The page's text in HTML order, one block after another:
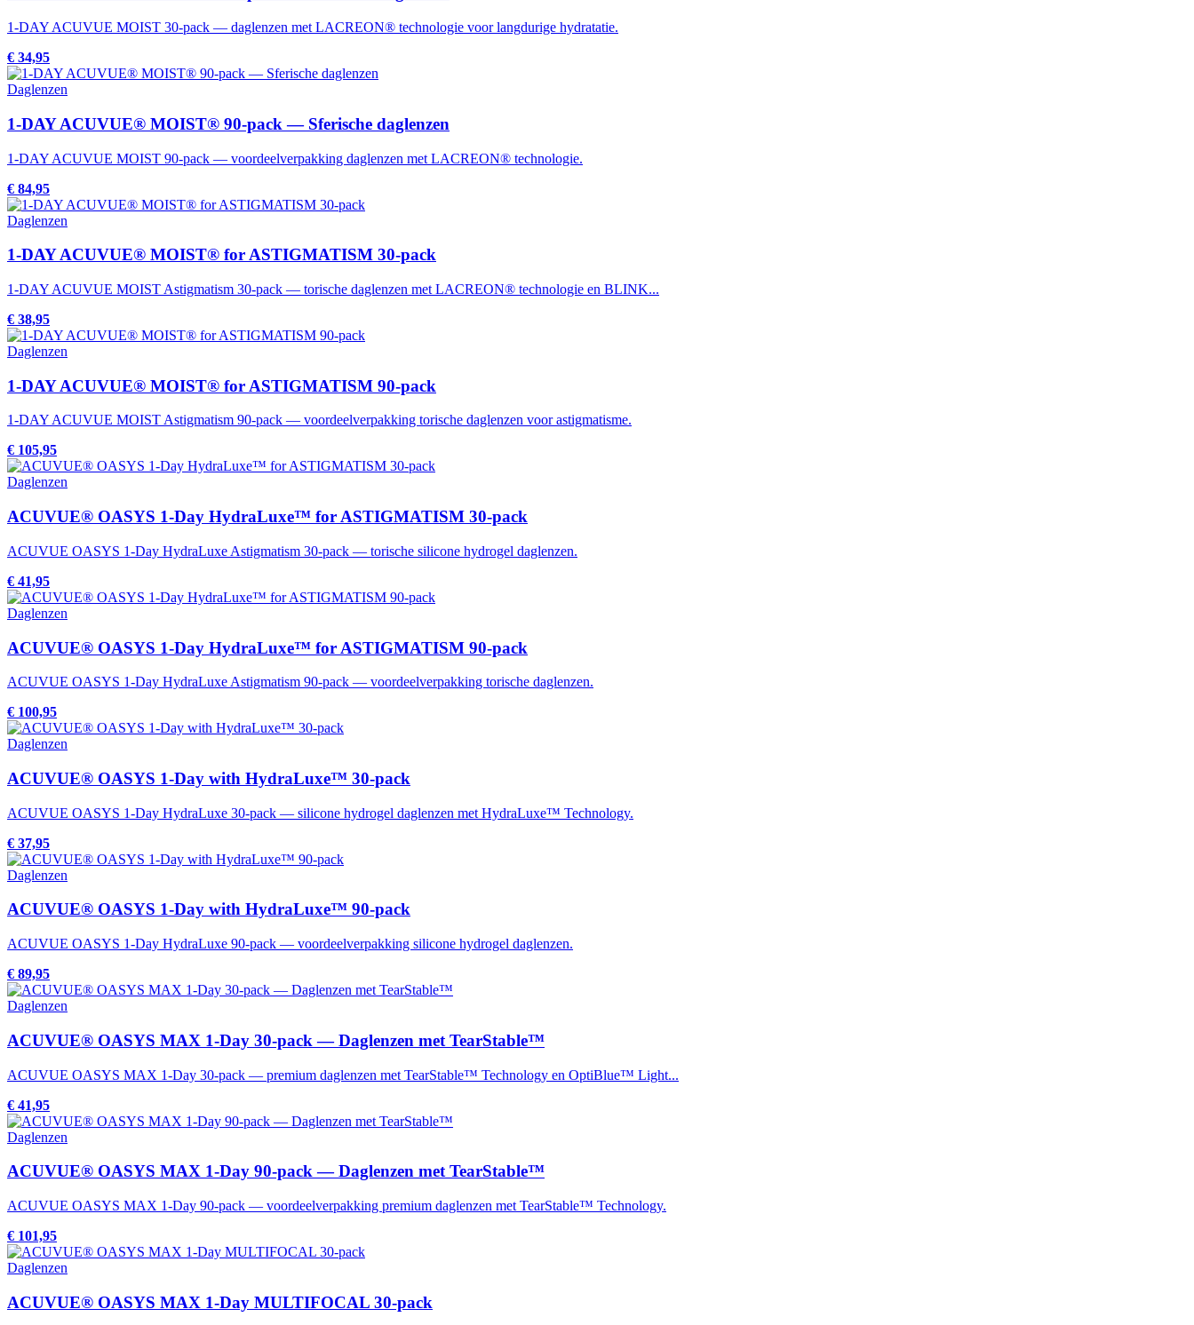
1-DAY ACUVUE MOIST 30-pack — daglenzen met LACREON® technologie voor langdurige hydratatie.
€ 34,95
Daglenzen
1-DAY ACUVUE® MOIST® 90-pack — Sferische daglenzen
1-DAY ACUVUE MOIST 90-pack — voordeelverpakking daglenzen met LACREON® technologie.
€ 84,95
Daglenzen
1-DAY ACUVUE® MOIST® for ASTIGMATISM 30-pack
1-DAY ACUVUE MOIST Astigmatism 30-pack — torische daglenzen met LACREON® technologie en BLINK...
€ 38,95
Daglenzen
1-DAY ACUVUE® MOIST® for ASTIGMATISM 90-pack
1-DAY ACUVUE MOIST Astigmatism 90-pack — voordeelverpakking torische daglenzen voor astigmatisme.
€ 105,95
Daglenzen
ACUVUE® OASYS 1-Day HydraLuxe™ for ASTIGMATISM 30-pack
ACUVUE OASYS 1-Day HydraLuxe Astigmatism 30-pack — torische silicone hydrogel daglenzen.
€ 41,95
Daglenzen
ACUVUE® OASYS 1-Day HydraLuxe™ for ASTIGMATISM 90-pack
ACUVUE OASYS 1-Day HydraLuxe Astigmatism 90-pack — voordeelverpakking torische daglenzen.
€ 100,95
Daglenzen
ACUVUE® OASYS 1-Day with HydraLuxe™ 30-pack
ACUVUE OASYS 1-Day HydraLuxe 30-pack — silicone hydrogel daglenzen met HydraLuxe™ Technology.
€ 37,95
Daglenzen
ACUVUE® OASYS 1-Day with HydraLuxe™ 90-pack
ACUVUE OASYS 1-Day HydraLuxe 90-pack — voordeelverpakking silicone hydrogel daglenzen.
€ 89,95
Daglenzen
ACUVUE® OASYS MAX 1-Day 30-pack — Daglenzen met TearStable™
ACUVUE OASYS MAX 1-Day 30-pack — premium daglenzen met TearStable™ Technology en OptiBlue™ Light...
€ 41,95
Daglenzen
ACUVUE® OASYS MAX 1-Day 90-pack — Daglenzen met TearStable™
ACUVUE OASYS MAX 1-Day 90-pack — voordeelverpakking premium daglenzen met TearStable™ Technology.
€ 101,95
Daglenzen
ACUVUE® OASYS MAX 1-Day MULTIFOCAL 30-pack